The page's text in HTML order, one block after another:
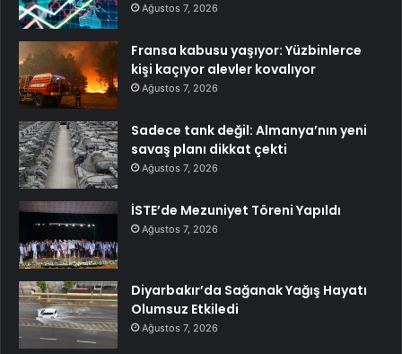
Ağustos 7, 2026
Fransa kabusu yaşıyor: Yüzbinlerce
kişi kaçıyor alevler kovalıyor
Ağustos 7, 2026
Sadece tank değil: Almanya’nın yeni
savaş planı dikkat çekti
Ağustos 7, 2026
İSTE’de Mezuniyet Töreni Yapıldı
Ağustos 7, 2026
Diyarbakır’da Sağanak Yağış Hayatı
Olumsuz Etkiledi
Ağustos 7, 2026